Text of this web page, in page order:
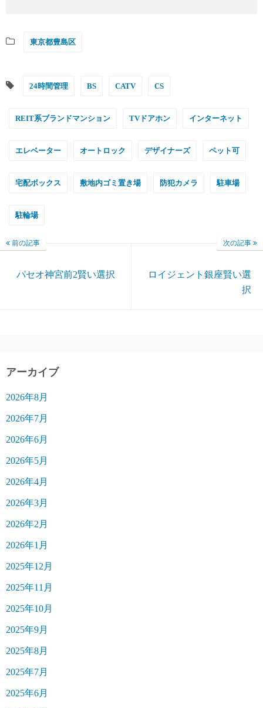
東京都豊島区
24時間管理 BS CATV CS
REIT系ブランドマンション TVドアホン インターネット
エレベーター オートロック デザイナーズ ペット可
宅配ボックス 敷地内ゴミ置き場 防犯カメラ 駐車場
駐輪場
前の記事
パセオ神宮前2賢い選択
次の記事
ロイジェント銀座賢い選
択
アーカイブ
2026年8月
2026年7月
2026年6月
2026年5月
2026年4月
2026年3月
2026年2月
2026年1月
2025年12月
2025年11月
2025年10月
2025年9月
2025年8月
2025年7月
2025年6月